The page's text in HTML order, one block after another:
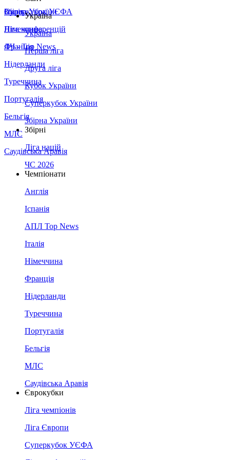
Збірна України
Італія
Німеччина
Франція
Нідерланди
Туреччина
Португалія
Бельгія
МЛС
Саудівська Аравія
Суперкубок УЄФА
Ліга конференцій
ЛЧ - Top News
Україна
Україна
Перша ліга
Друга ліга
Кубок України
Суперкубок України
Збірна України
Збірні
Ліга націй
ЧС 2026
Чемпіонати
Англія
Іспанія
АПЛ Top News
Італія
Німеччина
Франція
Нідерланди
Туреччина
Португалія
Бельгія
МЛС
Саудівська Аравія
Єврокубки
Ліга чемпіонів
Ліга Європи
Суперкубок УЄФА